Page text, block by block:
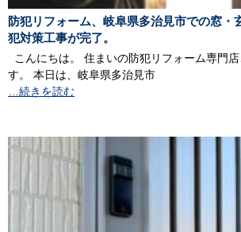
防犯リフォーム、岐阜県多治見市での窓・
犯対策工事が完了。
こんにちは。 住まいの防犯リフォーム専門
す。 本日は、岐阜県多治見市
…続きを読む